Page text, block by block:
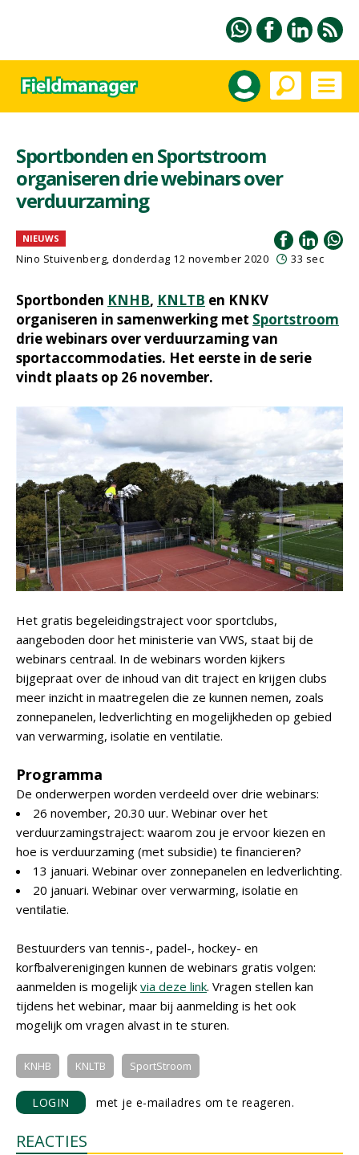
Sportbonden en Sportstroom
organiseren drie webinars over
verduurzaming
NIEUWS
Nino Stuivenberg, donderdag 12 november 2020 33 sec
Sportbonden KNHB, KNLTB en KNKV
organiseren in samenwerking met Sportstroom
drie webinars over verduurzaming van
sportaccommodaties. Het eerste in de serie
vindt plaats op 26 november.
Het gratis begeleidingstraject voor sportclubs,
aangeboden door het ministerie van VWS, staat bij de
webinars centraal. In de webinars worden kijkers
bijgepraat over de inhoud van dit traject en krijgen clubs
meer inzicht in maatregelen die ze kunnen nemen, zoals
zonnepanelen, ledverlichting en mogelijkheden op gebied
van verwarming, isolatie en ventilatie.
Programma
De onderwerpen worden verdeeld over drie webinars:
26 november, 20.30 uur. Webinar over het
verduurzamingstraject: waarom zou je ervoor kiezen en
hoe is verduurzaming (met subsidie) te financieren?
13 januari. Webinar over zonnepanelen en ledverlichting.
20 januari. Webinar over verwarming, isolatie en
ventilatie.
Bestuurders van tennis-, padel-, hockey- en
korfbalverenigingen kunnen de webinars gratis volgen:
aanmelden is mogelijk via deze link. Vragen stellen kan
tijdens het webinar, maar bij aanmelding is het ook
mogelijk om vragen alvast in te sturen.
KNHB KNLTB SportStroom
LOGIN met je e-mailadres om te reageren.
REACTIES